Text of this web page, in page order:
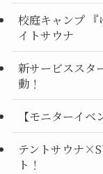
校庭キャンプ
イトサウナ
新サービススタ
動！
【モニターイ
テントサウナ
ト！